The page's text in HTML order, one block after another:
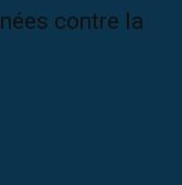
contre la